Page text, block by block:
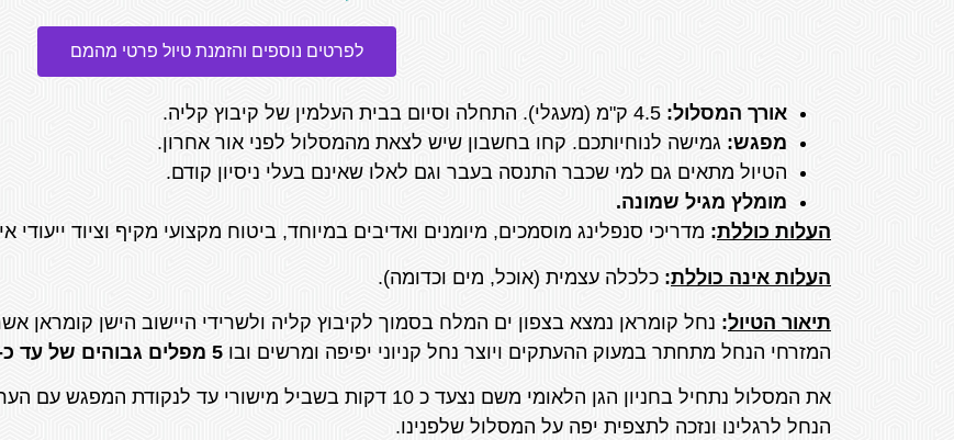
לפרטים נוספים והזמנת טיול פרטי מהמם
אורך המסלול:
מפגש: גמישה לנוחיותכם. קחו בחשבון שיש לצאת מהמסלול לפני אור אחרון.
הטיול מתאים גם למי שכבר התנסה בעבר וגם לאלו שאינם בעלי ניסיון קודם.
מומלץ מגיל שמונה.
העלות כוללת: מדריכי סנפלינג מוסמכים, מיומנים ואדיבים במיוחד, ביטוח מקצועי מקיף וציוד ייעודי
העלות אינה כוללת: כלכלה עצמית (אוכל, מים וכדומה).
תיאור הטיול: נחל קומראן נמצא בצפון ים המלח בסמוך לקיבוץ קליה ולשרידי היישוב הישן קומראן
המזרחי הנחל מתחתר במעוק ההעתקים ויוצר נחל קניוני יפיפה ומרשים ובו 5 מפלים גבוהים של עד כ- 40 מטר. (8, 38, 40, 12 ו-25 מטר).
את המסלול נתחיל בחניון הגן הלאומי משם נצעד כ 10 דקות בשביל
הנחל לרגלינו ונזכה לתצפית יפה על המסלול שלפנינו.